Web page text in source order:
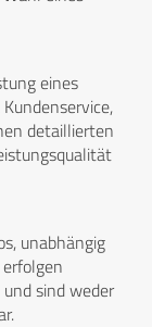
eines
detaillierten
unabhängig
sind weder